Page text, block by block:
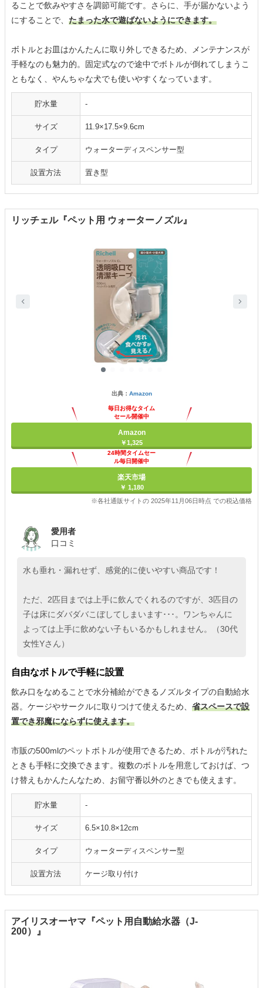
ることで飲みやすさを調節可能です。さらに、手が届かないよう
にすることで、 たまった水で遊ばないようにできます。
ボトルとお皿はかんたんに取り外しできるため、メンテナンスが
手軽なのも魅力的。固定式なので途中でボトルが倒れてしまうこ
ともなく、やんちゃな犬でも使いやすくなっています。
貯水量 -
サイズ 11.9×17.5×9.6cm
タイプ ウォーターディスペンサー型
設置方法 置き型
リッチェル『ペット用 ウォーターノズル』
出典： Amazon
毎日お得なタイム
セール開催中
Amazon
￥1,325
24時間タイムセー
ル毎日開催中
楽天市場
￥ 1,180
※各社通販サイトの 2025年11月06日時点 での税込価格
愛用者
口コミ
水も垂れ・漏れせず、感覚的に使いやすい商品です！
ただ、2匹目までは上手に飲んでくれるのですが、3匹目の
子は床にダバダバこぼしてしまいます･･･。ワンちゃんに
よっては上手に飲めない子もいるかもしれません。（30代
女性Yさん）
自由なボトルで手軽に設置
飲み口をなめることで水分補給ができるノズルタイプの自動給水
器。ケージやサークルに取りつけて使えるため、 省スペースで設
置でき邪魔にならずに使えます。
市販の500mlのペットボトルが使用できるため、ボトルが汚れた
ときも手軽に交換できます。複数のボトルを用意しておけば、つ
け替えもかんたんなため、お留守番以外のときでも使えます。
貯水量 -
サイズ 6.5×10.8×12cm
タイプ ウォーターディスペンサー型
設置方法 ケージ取り付け
アイリスオーヤマ『ペット用自動給水器（J-
200）』